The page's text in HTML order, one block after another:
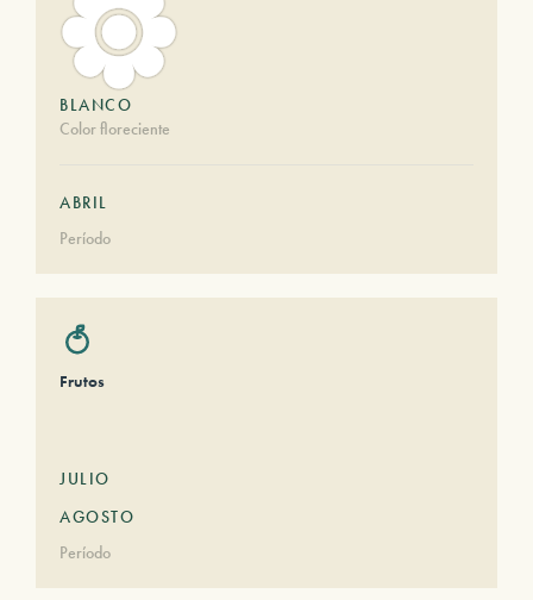
BLANCO
Color floreciente
ABRIL
Período
Frutos
JULIO
AGOSTO
Período